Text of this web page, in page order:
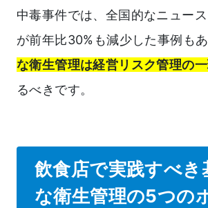
中毒事件では、全国的なニュー
が前年比30%も減少した事例も
な衛生管理は経営リスク管理の
るべきです。
飲食店で実践すべき
な衛生管理の5つの